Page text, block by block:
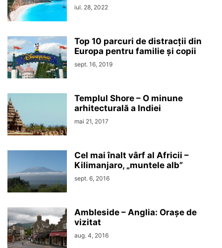
iul. 28, 2022
Top 10 parcuri de distracții din
Europa pentru familie și copii
sept. 16, 2019
Templul Shore – O minune
arhitecturală a Indiei
mai 21, 2017
Cel mai înalt vârf al Africii –
Kilimanjaro, „muntele alb”
sept. 6, 2016
Ambleside – Anglia: Orașe de
vizitat
aug. 4, 2016